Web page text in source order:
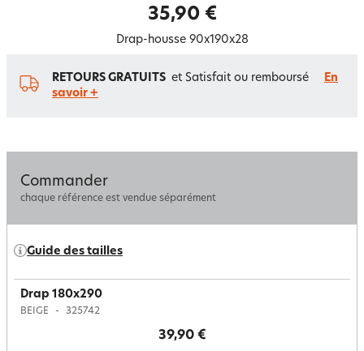
35,90 €
Drap-housse 90x190x28
RETOURS GRATUITS et Satisfait ou remboursé
En
savoir +
Commander
chaque référence est vendue séparément
Guide des tailles
Drap 180x290
BEIGE 325742
39,90 €